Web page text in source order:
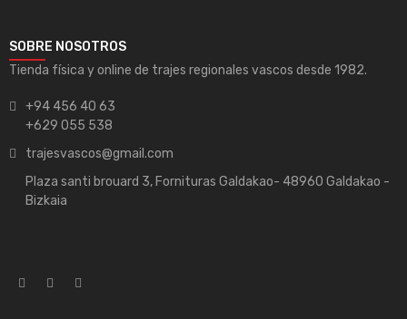
SOBRE NOSOTROS
Tienda física y online de trajes regionales vascos desde 1982.
+94 456 40 63
+629 055 538
trajesvascos@gmail.com
Plaza santi brouard 3, Fornituras Galdakao- 48960 Galdakao -
Bizkaia